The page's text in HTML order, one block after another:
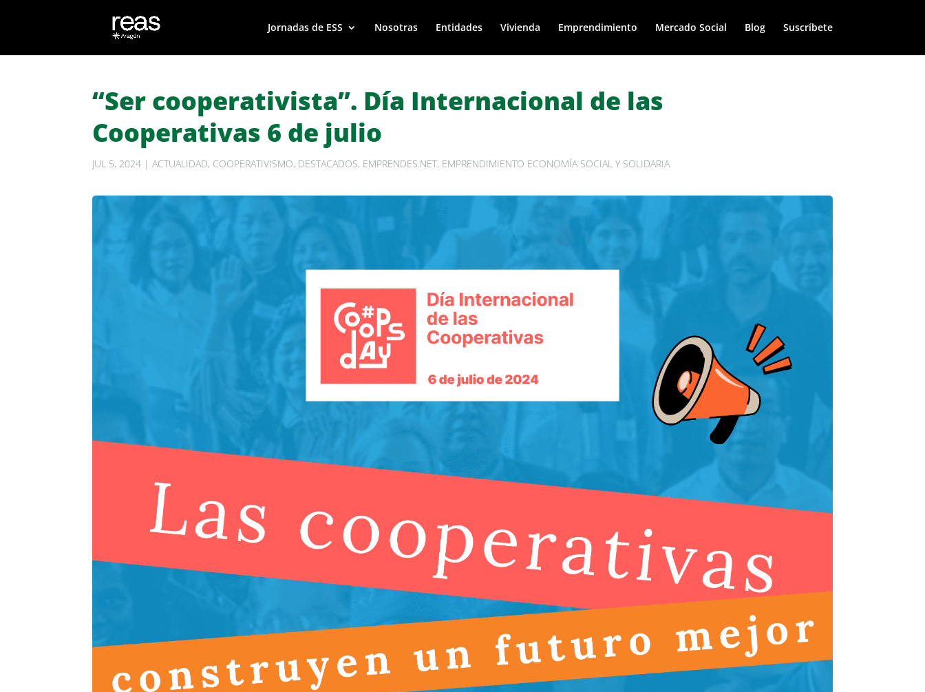
Jornadas de ESS Nosotras Entidades Vivienda Emprendimiento Mercado Social Blog Suscríbete
“Ser cooperativista”. Día Internacional de las
Cooperativas 6 de julio
JUL 5, 2024 |ACTUALIDAD, COOPERATIVISMO, DESTACADOS, EMPRENDES.NET, EMPRENDIMIENTO ECONOMÍA SOCIAL Y SOLIDARIA